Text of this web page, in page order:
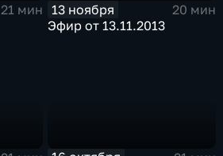
21 мин
13 ноября
20 мин
Эфир от 13.11.2013